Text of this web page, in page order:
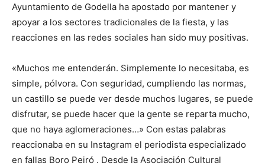
Ayuntamiento de Godella ha apostado por mantener y
apoyar a los sectores tradicionales de la fiesta, y las
reacciones en las redes sociales han sido muy positivas.
«Muchos me entenderán. Simplemente lo necesitaba, es
simple, pólvora. Con seguridad, cumpliendo las normas,
un castillo se puede ver desde muchos lugares, se puede
disfrutar, se puede hacer que la gente se reparta mucho,
que no haya aglomeraciones…» Con estas palabras
reaccionaba en su Instagram el periodista especializado
en fallas Boro Peiró . Desde la Asociación Cultural